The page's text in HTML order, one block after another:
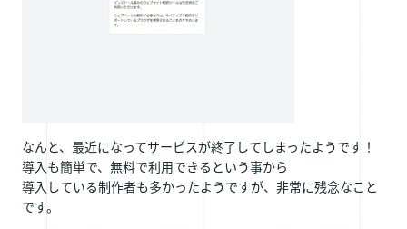
なんと、最近になってサービスが終了してしまったようです！
導入も簡単で、無料で利用できるという事から
導入している制作者も多かったようですが、非常に残念なこと
です。